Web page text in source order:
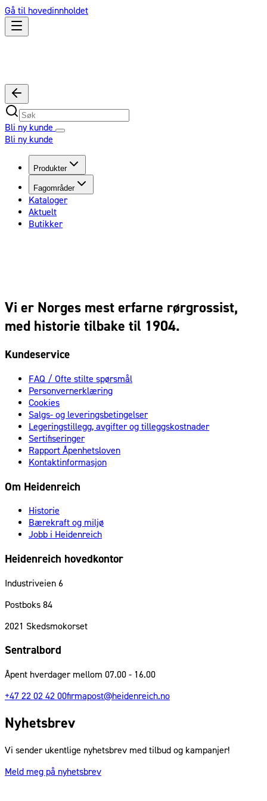
Gå til hovedinnholdet
Bli ny kunde
Bli ny kunde
Produkter
Fagområder
Kataloger
Aktuelt
Butikker
Vi er Norges mest erfarne rørgrossist,
med historie tilbake til 1904.
Kundeservice
FAQ / Ofte stilte spørsmål
Personvernerklæring
Cookies
Salgs- og leveringsbetingelser
Legeringstillegg, avgifter og tilleggskostnader
Sertifiseringer
Rapport Åpenhetsloven
Kontaktinformasjon
Om Heidenreich
Historie
Bærekraft og miljø
Jobb i Heidenreich
Heidenreich hovedkontor
Industriveien 6
Postboks 84
2021 Skedsmokorset
Sentralbord
Åpent hverdager mellom 07.00 - 16.00
+47 22 02 42 00firmapost@heidenreich.no
Nyhetsbrev
Vi sender ukentlige nyhetsbrev med tilbud og kampanjer!
Meld meg på nyhetsbrev